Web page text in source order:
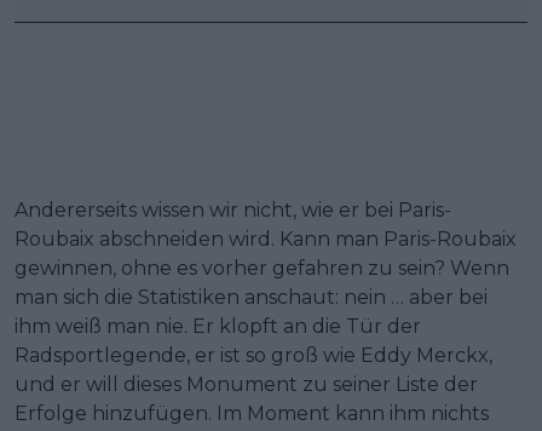
Andererseits wissen wir nicht, wie er bei Paris-
Roubaix abschneiden wird. Kann man Paris-Roubaix
gewinnen, ohne es vorher gefahren zu sein? Wenn
man sich die Statistiken anschaut: nein … aber bei
ihm weiß man nie. Er klopft an die Tür der
Radsportlegende, er ist so groß wie Eddy Merckx,
und er will dieses Monument zu seiner Liste der
Erfolge hinzufügen. Im Moment kann ihm nichts